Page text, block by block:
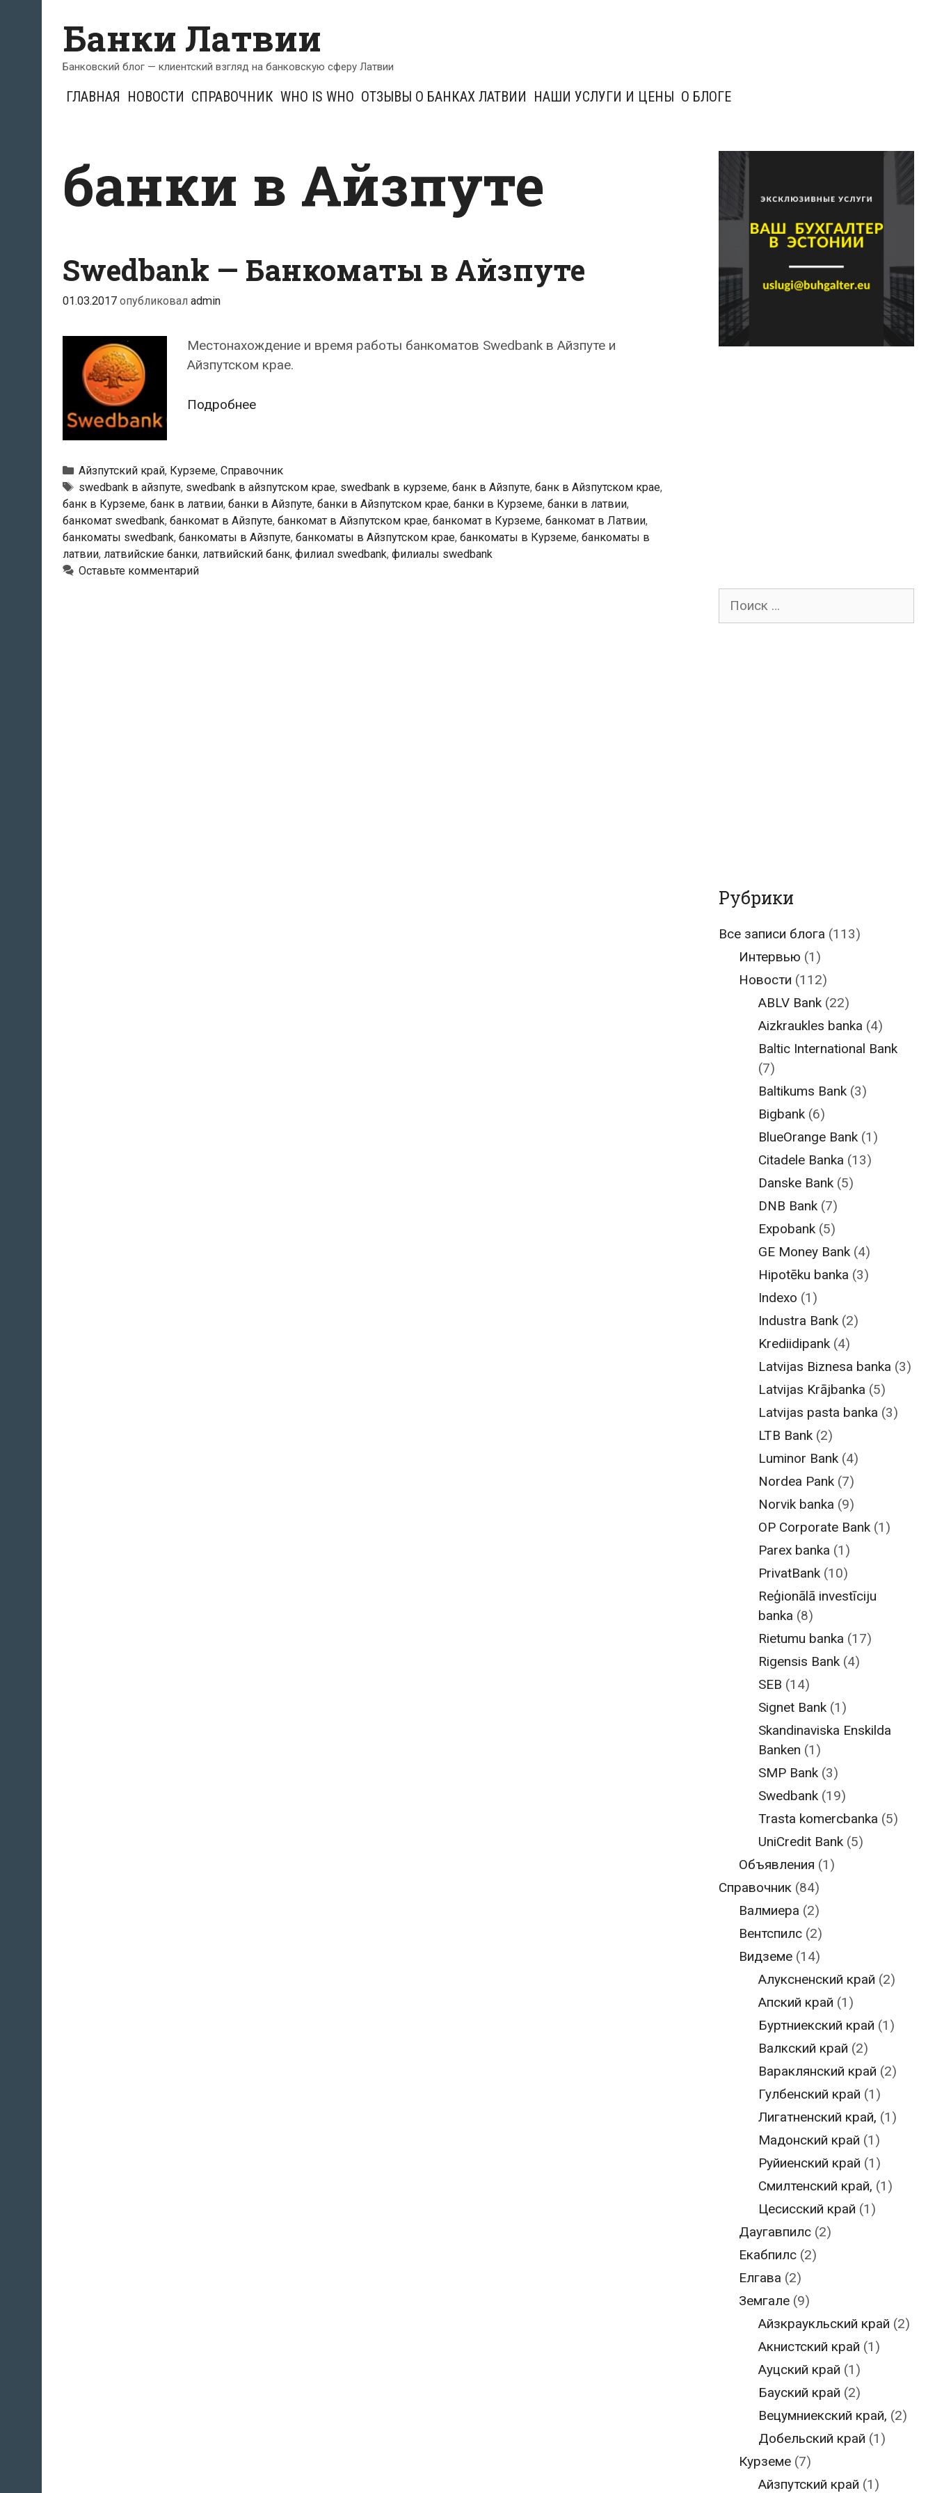
содержимому
Банки Латвии
Банковский блог — клиентский взгляд на банковскую сферу Латвии
ГЛАВНАЯ НОВОСТИ СПРАВОЧНИК WHO IS WHO ОТЗЫВЫ О БАНКАХ ЛАТВИИ НАШИ УСЛУГИ И ЦЕНЫ О БЛОГЕ
банки в Айзпуте
Swedbank — Банкоматы в Айзпуте
01.03.2017 опубликовал admin
Местонахождение и время работы банкоматов Swedbank в Айзпуте и
Айзпутском крае.
ПодробнееSwedbank
Айзпуте
Рубрики
Айзпутский край, Курземе, Справочник
Тэги
swedbank в айзпуте, swedbank в айзпутском крае, swedbank в курземе, банк в Айзпуте, банк в Айзпутском крае,
банк в Курземе, банк в латвии, банки в Айзпуте, банки в Айзпутском крае, банки в Курземе, банки в латвии,
банкомат swedbank, банкомат в Айзпуте, банкомат в Айзпутском крае, банкомат в Курземе, банкомат в Латвии,
банкоматы swedbank, банкоматы в Айзпуте, банкоматы в Айзпутском крае, банкоматы в Курземе, банкоматы в
латвии, латвийские банки, латвийский банк, филиал swedbank, филиалы swedbank
Оставьте комментарий
Поиск
Рубрики
Все записи блога (113)
Интервью (1)
Новости (112)
ABLV Bank (22)
Aizkraukles banka (4)
Baltic International Bank
(7)
Baltikums Bank (3)
Bigbank (6)
BlueOrange Bank (1)
Citadele Banka (13)
Danske Bank (5)
DNB Bank (7)
Expobank (5)
GE Money Bank (4)
Hipotēku banka (3)
Indexo (1)
Industra Bank (2)
Krediidipank (4)
Latvijas Biznesa banka (3)
Latvijas Krājbanka (5)
Latvijas pasta banka (3)
LTB Bank (2)
Luminor Bank (4)
Nordea Pank (7)
Norvik banka (9)
OP Corporate Bank (1)
Parex banka (1)
PrivatBank (10)
Reģionālā investīciju
banka (8)
Rietumu banka (17)
Rigensis Bank (4)
SEB (14)
Signet Bank (1)
Skandinaviska Enskilda
Banken (1)
SMP Bank (3)
Swedbank (19)
Trasta komercbanka (5)
UniCredit Bank (5)
Объявления (1)
Справочник (84)
Валмиера (2)
Вентспилс(2)
Видземе(14)
Алуксненский край (2)
Апский край (1)
Буртниекский край (1)
Валкский край (2)
Вараклянский край (2)
Гулбенский край (1)
Лигатненский край, (1)
Мадонский край (1)
Руйиенский край (1)
Смилтенский край, (1)
Цесисский край (1)
Даугавпилс(2)
Екабпилс(2)
Елгава (2)
Земгале(9)
Айзкраукльский край (2)
Акнистский край (1)
Ауцский край (1)
Бауский край (2)
Вецумниекский край, (2)
Добельский край (1)
Курземе(7)
Айзпутский край (1)